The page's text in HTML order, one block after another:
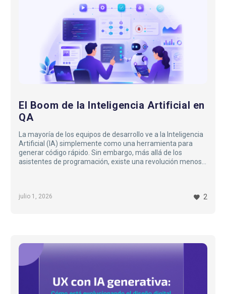
Artificial
en
QA
julio 1, 2026
El Boom de la Inteligencia Artificial en
QA
La mayoría de los equipos de desarrollo ve a la Inteligencia
Artificial (IA) simplemente como una herramienta para
generar código rápido. Sin embargo, más allá de los
asistentes de programación, existe una revolución menos
integración en la ingeniería de calidad se basa en principios2
UX
Generativa: